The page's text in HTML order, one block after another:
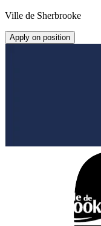
Ville de Sherbrooke
Apply on position